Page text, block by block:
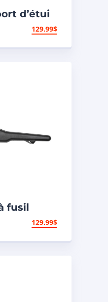
d’étui
129.99$
fusil
»
129.99$